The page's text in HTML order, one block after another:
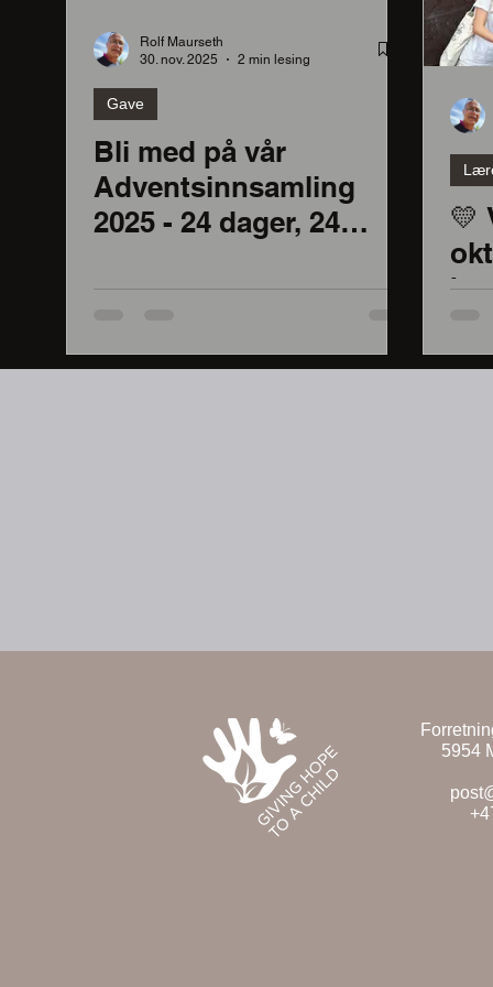
Rolf Maurseth
30. nov. 2025
2 min lesing
Gave
Bli med på vår
Adventsinnsamling
2025 - 24 dager, 24
mange
💛
5954